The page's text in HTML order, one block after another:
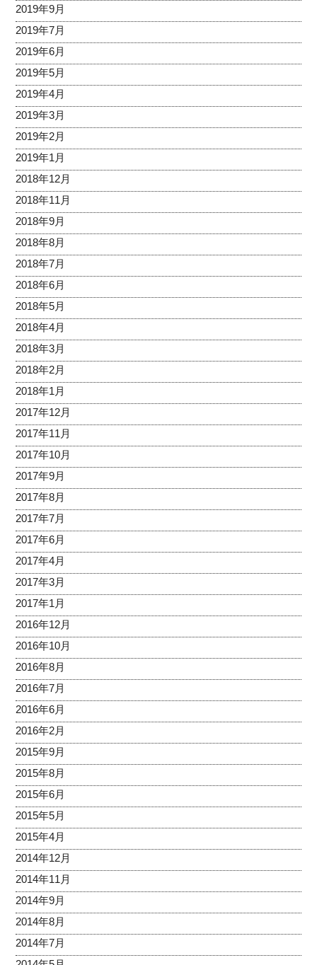
2019年9月
2019年7月
2019年6月
2019年5月
2019年4月
2019年3月
2019年2月
2019年1月
2018年12月
2018年11月
2018年9月
2018年8月
2018年7月
2018年6月
2018年5月
2018年4月
2018年3月
2018年2月
2018年1月
2017年12月
2017年11月
2017年10月
2017年9月
2017年8月
2017年7月
2017年6月
2017年4月
2017年3月
2017年1月
2016年12月
2016年10月
2016年8月
2016年7月
2016年6月
2016年2月
2015年9月
2015年8月
2015年6月
2015年5月
2015年4月
2014年12月
2014年11月
2014年9月
2014年8月
2014年7月